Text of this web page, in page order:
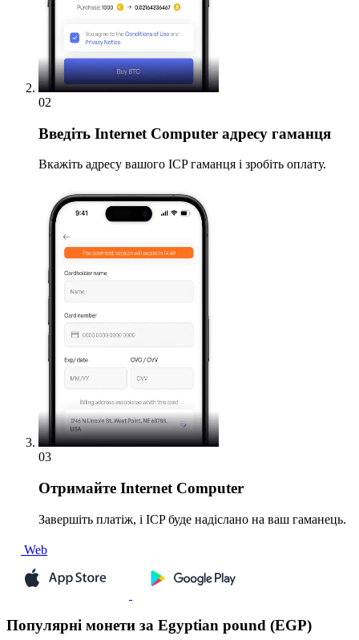
02
Введіть Internet Computer адресу гаманця
Вкажіть адресу вашого ICP гаманця і зробіть оплату.
03
Отримайте Internet Computer
Завершіть платіж, і ICP буде надіслано на ваш гаманець.
Web
Популярні монети за Egyptian pound (EGP)